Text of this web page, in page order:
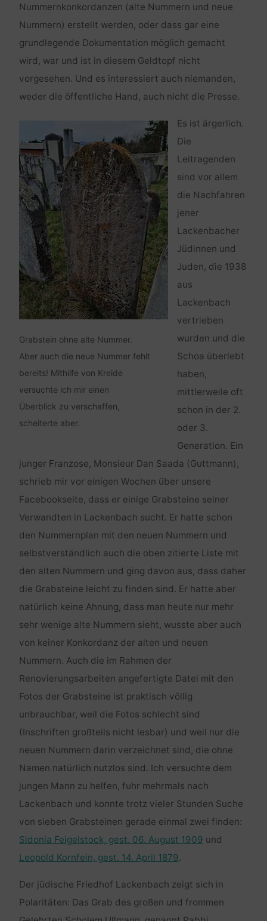
Nummernkonkordanzen (alte Nummern und neue
Nummern) erstellt werden, oder dass gar eine
grundlegende Dokumentation möglich gemacht
wird, war und ist in diesem Geldtopf nicht
vorgesehen. Und es interessiert auch niemanden,
weder die öffentliche Hand, auch nicht die Presse.
Grabstein ohne alte Nummer.
Aber auch die neue Nummer fehlt
bereits! Mithilfe von Kreide
versuchte ich mir einen
Überblick zu verschaffen,
scheiterte aber.
Es ist ärgerlich.
Die
Leitragenden
sind vor allem
die Nachfahren
jener
Lackenbacher
Jüdinnen und
Juden, die 1938
aus
Lackenbach
vertrieben
wurden und die
Schoa überlebt
haben,
mittlerweile oft
schon in der 2.
oder 3.
Generation. Ein
junger Franzose, Monsieur Dan Saada (Guttmann),
schrieb mir vor einigen Wochen über unsere
Facebookseite, dass er einige Grabsteine seiner
Verwandten in Lackenbach sucht. Er hatte schon
den Nummernplan mit den neuen Nummern und
selbstverständlich auch die oben zitierte Liste mit
den alten Nummern und ging davon aus, dass daher
die Grabsteine leicht zu finden sind. Er hatte aber
natürlich keine Ahnung, dass man heute nur mehr
sehr wenige alte Nummern sieht, wusste aber auch
von keiner Konkordanz der alten und neuen
Nummern. Auch die im Rahmen der
Renovierungsarbeiten angefertigte Datei mit den
Fotos der Grabsteine ist praktisch völlig
unbrauchbar, weil die Fotos schlecht sind
(Inschriften großteils nicht lesbar) und weil nur die
neuen Nummern darin verzeichnet sind, die ohne
Namen natürlich nutzlos sind. Ich versuchte dem
jungen Mann zu helfen, fuhr mehrmals nach
Lackenbach und konnte trotz vieler Stunden Suche
von sieben Grabsteinen gerade einmal zwei finden:
Sidonia Feigelstock, gest. 06. August 1909 und
Leopold Kornfein, gest. 14. April 1879.
Der jüdische Friedhof Lackenbach zeigt sich in
Polaritäten: Das Grab des großen und frommen